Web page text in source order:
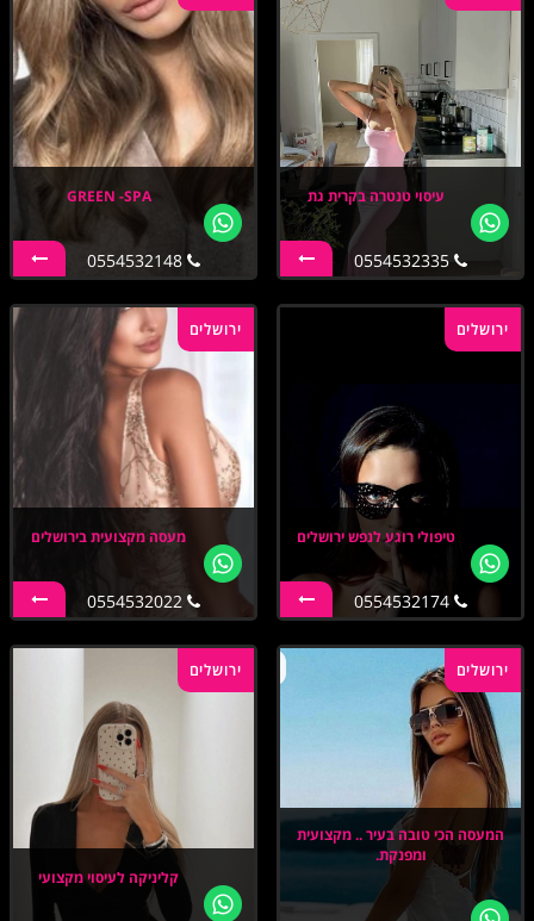
עיסוי טנטרה בקרית גת
0554532335
GREEN -SPA
0554532148
ירושלים
טיפולי רוגע לנפש ירושלים
0554532174
ירושלים
מעסה מקצועית בירושלים
0554532022
ירושלים
המעסה הכי טובה בעיר .. מקצועית
ומפנקת.
ירושלים
קליניקה לעיסוי מקצועי